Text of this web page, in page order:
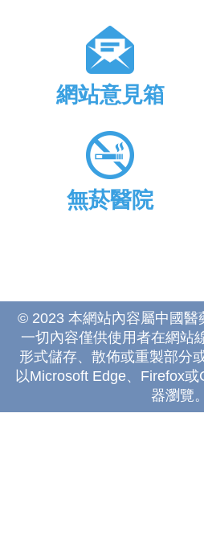
網站意見箱
無菸醫院
© 2023 本網站內容屬中國醫
一切內容僅供使用者在網站
形式儲存、散佈或重製部分
以Microsoft Edge、Firefox
器瀏覽。